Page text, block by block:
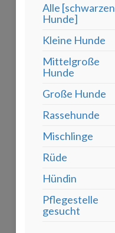
Alle [schwarzen
Hunde]
Kleine Hunde
Mittelgroße
Hunde
Große Hunde
Rassehunde
Mischlinge
Rüde
Hündin
Pflegestelle
gesucht